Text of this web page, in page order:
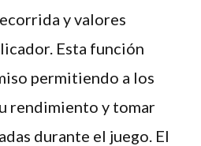
y valores
Esta función
permitiendo a los
rendimiento y tomar
durante el juego. El